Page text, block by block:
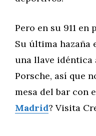
Pero en su 911
Su última hazaña
una llave
Porsche, así que
mesa del bar con
Madrid? Visita